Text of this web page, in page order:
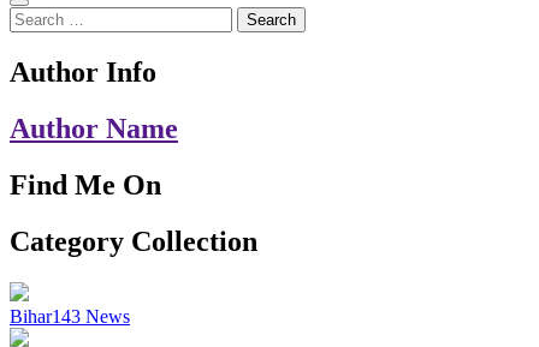
Search
for:
Author Info
Author Name
Find Me On
Category Collection
Bihar143 News